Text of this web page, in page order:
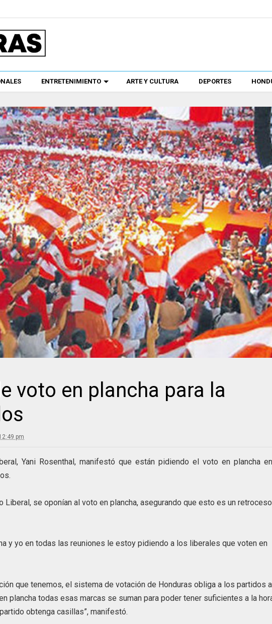
ENTRETENIMIENTO ARTE Y CULTURA DEPORTES
voto en plancha para la
pm
Yani Rosenthal, manifestó que están pidiendo el voto en plancha
Liberal, se oponían al voto en plancha, asegurando que esto es un retroceso
y yo en todas las reuniones le estoy pidiendo a los liberales que voten en
que tenemos, el sistema de votación de Honduras obliga a los partidos a
plancha todas esas marcas se suman para poder tener suficientes a la
obtenga casillas”, manifestó.